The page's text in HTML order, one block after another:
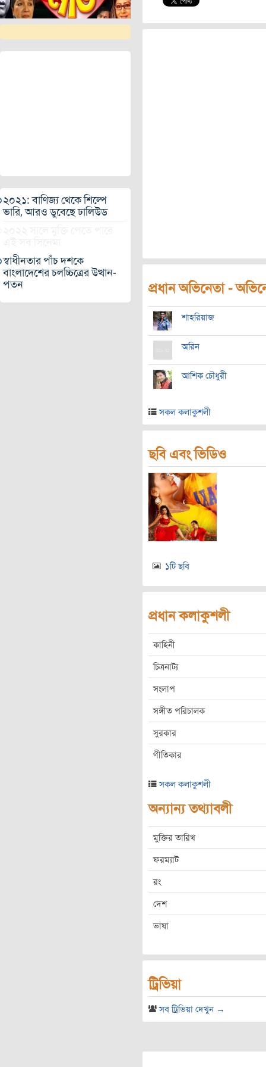
২০২১: বাণিজ্য থেকে শিল্পে
ভারি, আরও ডুবেছে ঢালিউড
স্বাধীনতার পাঁচ দশকে
বাংলাদেশের চলচ্চিত্রের উত্থান-
পতন
প্রধান অভিনেতা -
শাহরিয়াজ
অরিন
আশিক চৌধুরী
সকল কলাকুশলী
ছবি এবং ভিডিও
১টি ছবি
প্রধান কলাকুশলী
কাহিনী
চিত্রনাট্য
সংলাপ
সঙ্গীত পরিচালক
সুরকার
গীতিকার
সকল কলাকুশলী
অন্যান্য তথ্যাবলী
মুক্তির তারিখ
ফরম্যাট
রং
দেশ
ভাষা
ট্রিভিয়া
সব ট্রিভিয়া দেখুন →